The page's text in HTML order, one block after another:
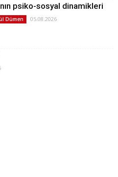
psiko-sosyal dinamikleri
Dümen 05.08.2026